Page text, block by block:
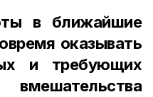
в ближайшие
оказывать
и требующих